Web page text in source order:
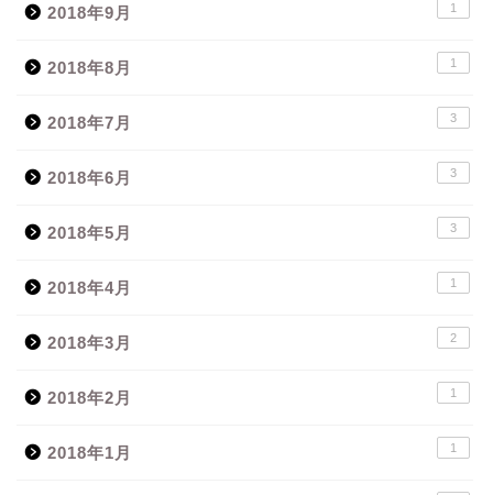
2018年9月 1
2018年8月 1
2018年7月 3
2018年6月 3
2018年5月 3
2018年4月 1
2018年3月 2
2018年2月 1
2018年1月 1